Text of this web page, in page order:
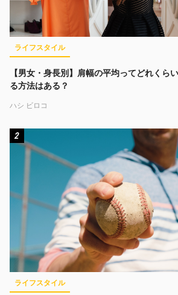
ライフスタイル
【男女・身長別】肩幅の平均ってどれくら
る方法はある？
ハシ ビロコ
2
ライフスタイル